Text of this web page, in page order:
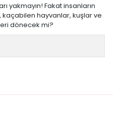
yakmayın! Fakat insanların
kaçabilen hayvanlar, kuşlar ve
dönecek mi?